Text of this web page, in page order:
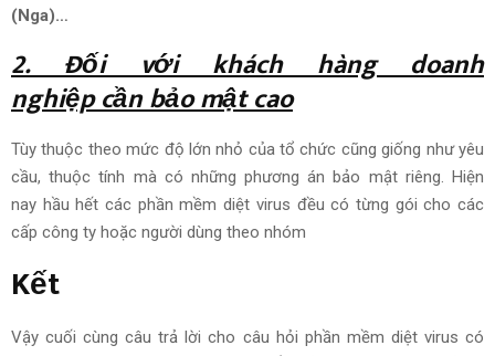
(Nga)…
2. Đối với khách hàngdoanh
nghiệpcần bảo mật cao
Tùy thuộc theo mức độ lớn nhỏ của tổ chức cũng giống nhưyêu
cầu,thuộc tính mà có nhữngphương án bảo mật riêng.Hiện
nay hầu hết các phần mềm diệt virus đều có từng gói cho các
cấp công ty hoặc người dùng theo nhóm
Kết
Vậy cuối cùng câu trả lời cho câu hỏi phần mềm diệt virus có